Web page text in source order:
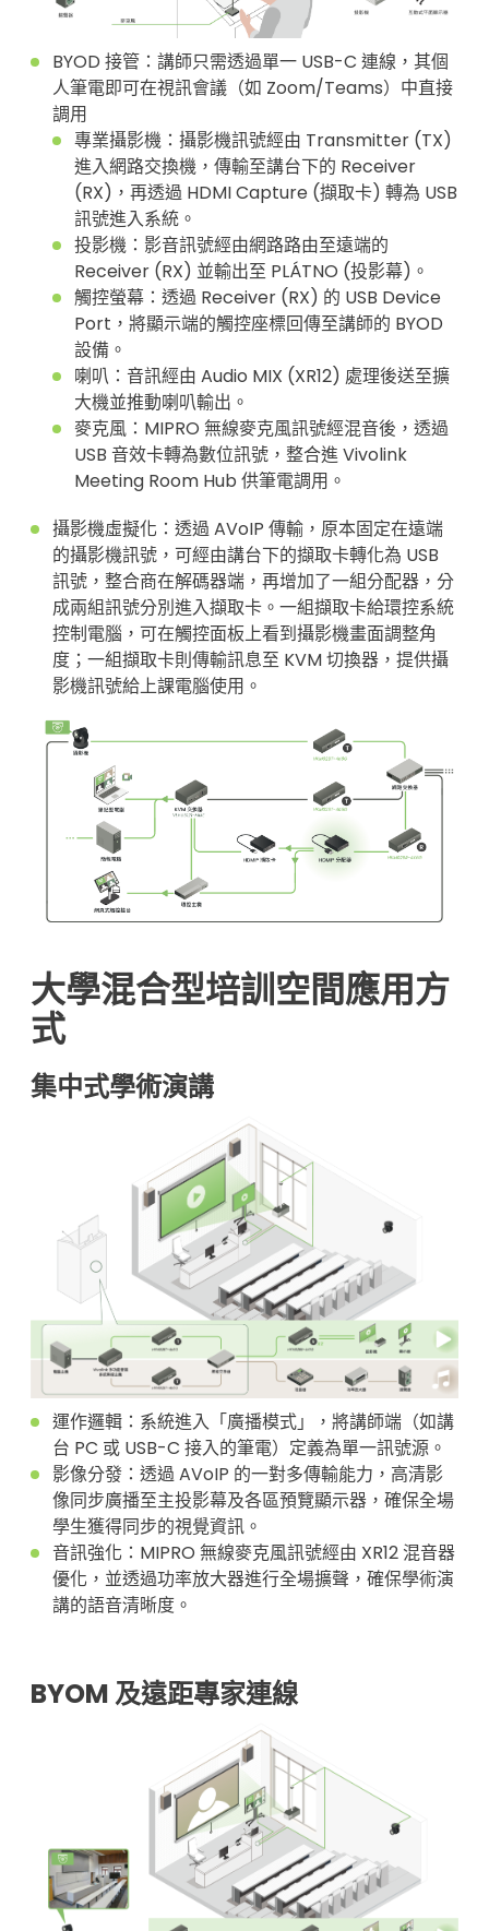
BYOD 接管：講師只需透過單一 USB-C 連線，其個
人筆電即可在視訊會議（如 Zoom/Teams）中直接
調用
專業攝影機：攝影機訊號經由 Transmitter (TX)
進入網路交換機，傳輸至講台下的 Receiver
(RX)，再透過 HDMI Capture (擷取卡) 轉為 USB
訊號進入系統。
投影機：影音訊號經由網路路由至遠端的
Receiver (RX) 並輸出至 PLÁTNO (投影幕)。
觸控螢幕：透過 Receiver (RX) 的 USB Device
Port，將顯示端的觸控座標回傳至講師的 BYOD
設備。
喇叭：音訊經由 Audio MIX (XR12) 處理後送至擴
大機並推動喇叭輸出。
麥克風：MIPRO 無線麥克風訊號經混音後，透過
USB 音效卡轉為數位訊號，整合進 Vivolink
Meeting Room Hub 供筆電調用。
攝影機虛擬化：透過 AVoIP 傳輸，原本固定在遠端
的攝影機訊號，可經由講台下的擷取卡轉化為 USB
訊號，整合商在解碼器端，再增加了一組分配器，分
成兩組訊號分別進入擷取卡。一組擷取卡給環控系統
控制電腦，可在觸控面板上看到攝影機畫面調整角
度；一組擷取卡則傳輸訊息至 KVM 切換器，提供攝
影機訊號給上課電腦使用。
大學混合型培訓空間應用方
式
集中式學術演講
運作邏輯：系統進入「廣播模式」，將講師端（如講
台 PC 或 USB-C 接入的筆電）定義為單一訊號源。
影像分發：透過 AVoIP 的一對多傳輸能力，高清影
像同步廣播至主投影幕及各區預覽顯示器，確保全場
學生獲得同步的視覺資訊。
音訊強化：MIPRO 無線麥克風訊號經由 XR12 混音器
優化，並透過功率放大器進行全場擴聲，確保學術演
講的語音清晰度。
BYOM 及遠距專家連線